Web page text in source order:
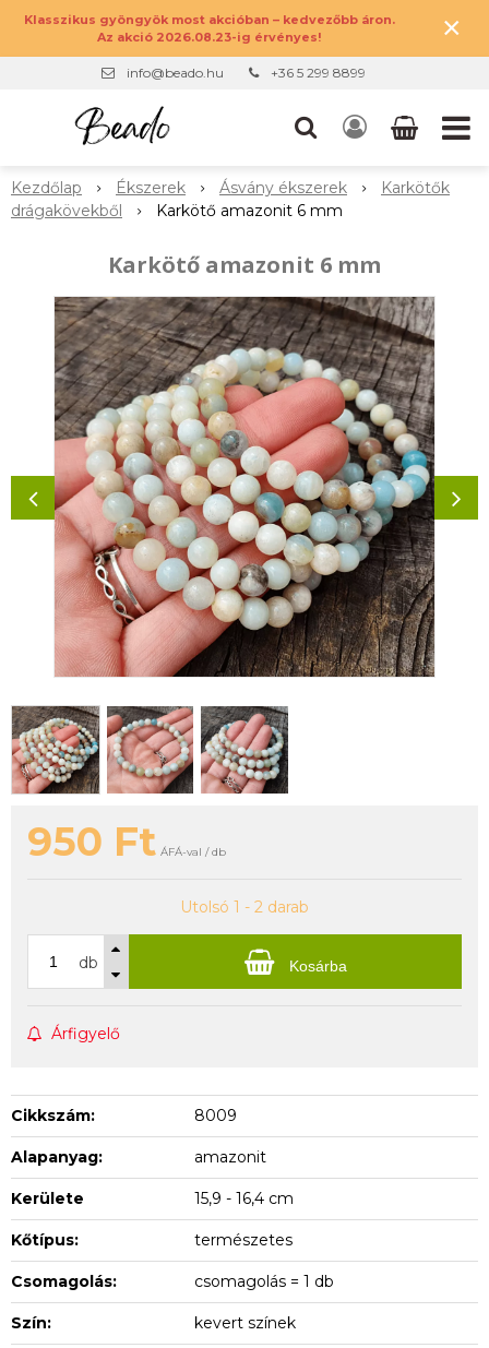
Klasszikus gyöngyök most akcióban – kedvezőbb áron.
Az akció 2026.08.23-ig érvényes!
×
info@beado.hu +36 5 299 8899
Kezdőlap Ékszerek Ásvány ékszerek
Karkötők
drágakövekből
Karkötő amazonit 6 mm
Karkötő amazonit 6 mm
950 Ft ÁFÁ-val / db
Utolsó 1 - 2 darab
db Kosárba
Árfigyelő
Cikkszám: 8009
Alapanyag: amazonit
Kerülete 15,9 - 16,4 cm
Kőtípus: természetes
Csomagolás: csomagolás = 1 db
Szín: kevert színek